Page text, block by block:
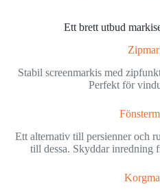
Ett brett utbud
Stabil screenmarkis med
Perfekt för
Ett alternativ till persienner och
till dessa. Skyddar inredning